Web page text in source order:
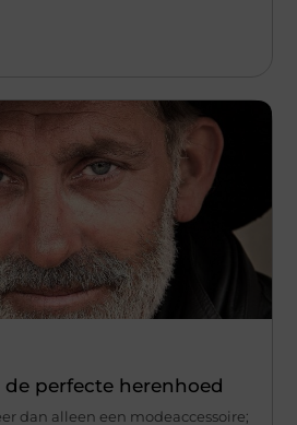
de perfecte herenhoed
dan alleen een modeaccessoire;